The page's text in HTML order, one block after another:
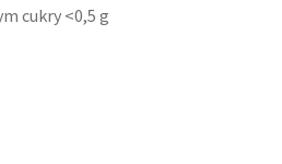
cukry <0,5 g